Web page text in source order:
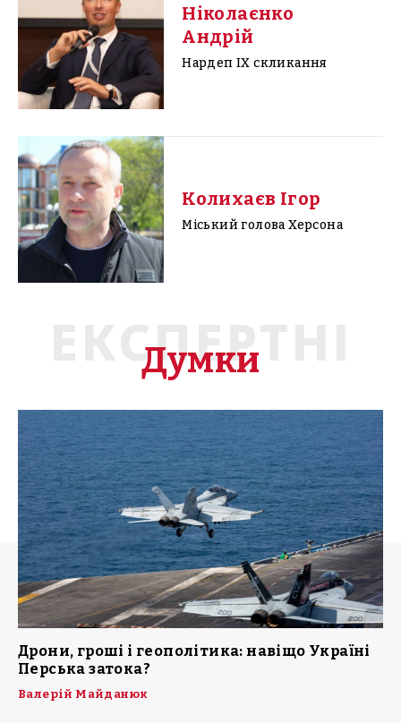
Ніколаєнко
Андрій
Нардеп IX скликання
Колихаєв Ігор
Міський голова Херсона
ЕКСПЕРТНІ
Думки
Дрони, гроші і геополітика: навіщо Україні
Перська затока?
Валерій Майданюк